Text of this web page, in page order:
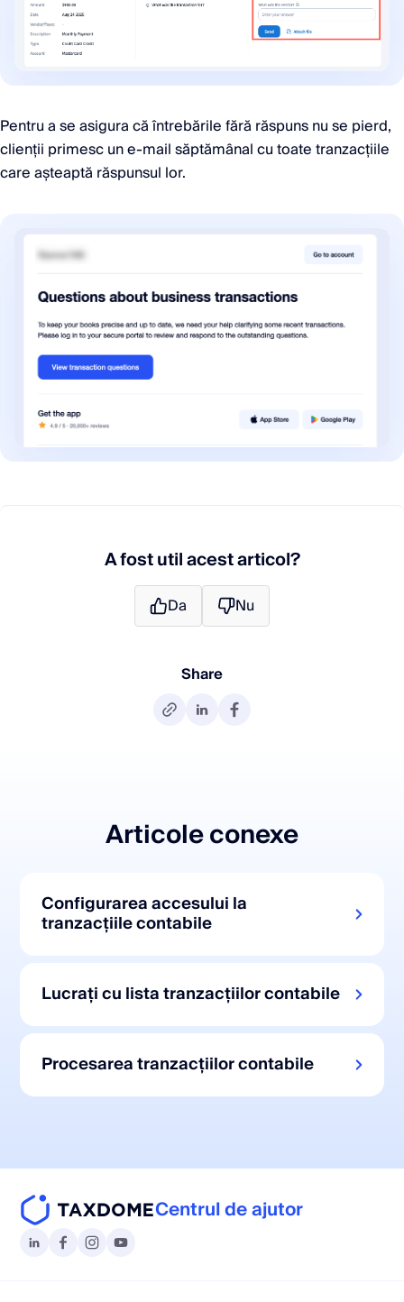
Pentru a se asigura că întrebările fără răspuns nu se pierd,
clienții primesc un e-mail săptămânal cu toate tranzacțiile
care așteaptă răspunsul lor.
A fost util acest articol?
Da Nu
Share
Articole conexe
Configurarea accesului la
tranzacțiile contabile
Lucrați cu lista tranzacțiilor contabile
Procesarea tranzacțiilor contabile
Centrul de ajutor